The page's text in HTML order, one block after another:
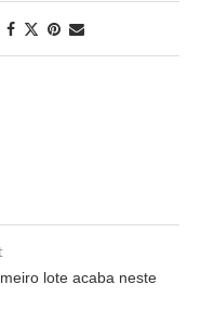
lote acaba neste